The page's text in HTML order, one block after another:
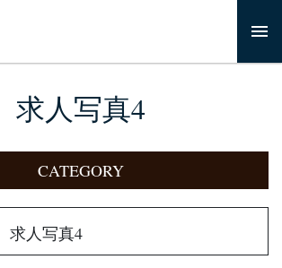
求人写真4
CATEGORY
求人写真4